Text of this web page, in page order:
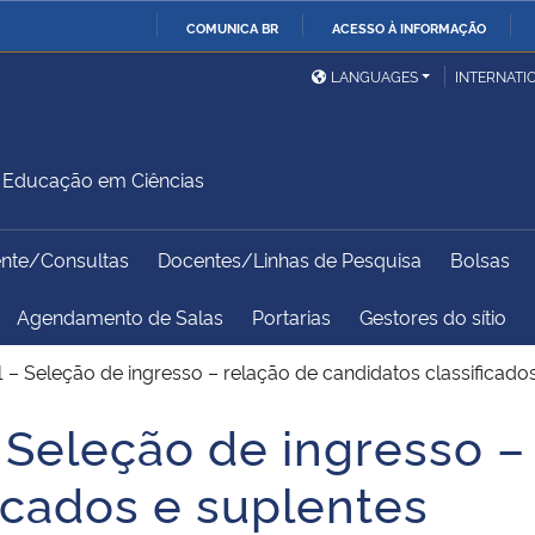
COMUNICA BR ACESSO À INFORMAÇÃO
Ministério da Defesa
Ministério das Relações
Exteriores
Desenvolvimento Regional
Controladoria-Geral da
União
LANGUAGES
em Ciências
Consultas Docentes/Linhas de Pesquisa Bolsas
Agendamento de Salas Portarias Gestores do sítio
Seleção de ingresso – relação de candidatos
de ingresso
e suplentes